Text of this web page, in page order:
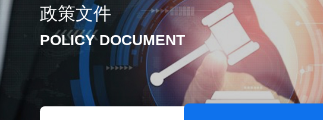
政策文件
POLICY DOCUMENT